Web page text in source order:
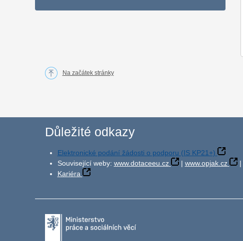
Na začátek stránky
Důležité odkazy
Elektronické podání žádosti o podporu (IS KP21+)
Související weby: www.dotaceeu.cz | www.opjak.cz |
Kariéra